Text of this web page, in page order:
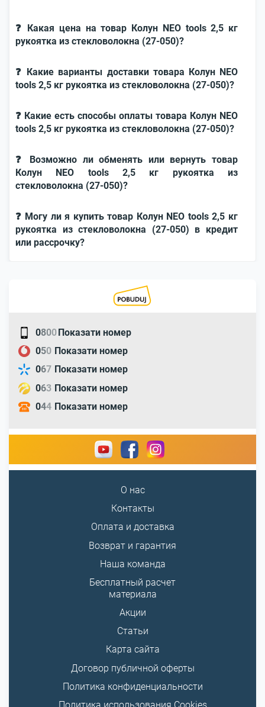
❓ Какая цена на товар Колун NEO tools 2,5 кг
рукоятка из стекловолокна (27-050)?
❓ Какие варианты доставки товара Колун NEO
tools 2,5 кг рукоятка из стекловолокна (27-050)?
❓ Какие есть способы оплаты товара Колун NEO
tools 2,5 кг рукоятка из стекловолокна (27-050)?
❓ Возможно ли обменять или вернуть товар
Колун NEO tools 2,5 кг рукоятка из
стекловолокна (27-050)?
❓ Могу ли я купить товар Колун NEO tools 2,5 кг
рукоятка из стекловолокна (27-050) в кредит
или рассрочку?
0800Показати номер
050 Показати номер
067 Показати номер
063 Показати номер
044 Показати номер
О нас
Контакты
Оплата и доставка
Возврат и гарантия
Наша команда
Бесплатный расчет
материала
Акции
Статьи
Карта сайта
Договор публичной оферты
Политика конфиденциальности